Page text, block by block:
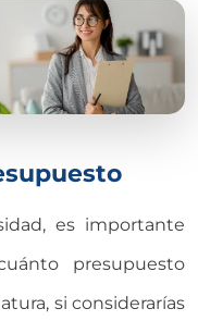
es importante
presupuesto
si considerarías